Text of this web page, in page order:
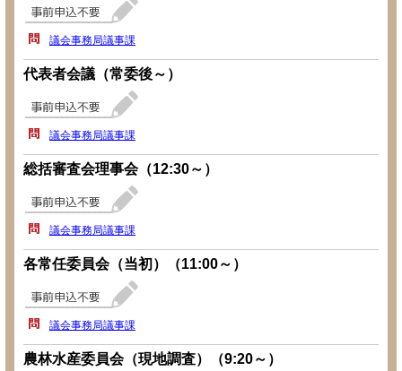
議会事務局議事課
代表者会議（常委後～）
議会事務局議事課
総括審査会理事会（12:30～）
議会事務局議事課
各常任委員会（当初）（11:00～）
議会事務局議事課
農林水産委員会（現地調査）（9:20～）